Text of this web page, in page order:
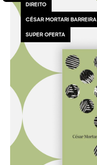
DIREITO
CÉSAR MORTARI BARREIRA
SUPER OFERTA